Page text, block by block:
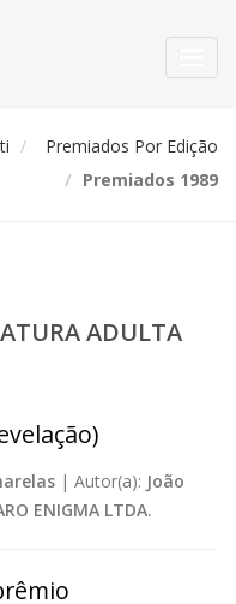
Premiados Por Edição
Premiados 1989
ADULTA
| Autor(a): João
ENIGMA LTDA.